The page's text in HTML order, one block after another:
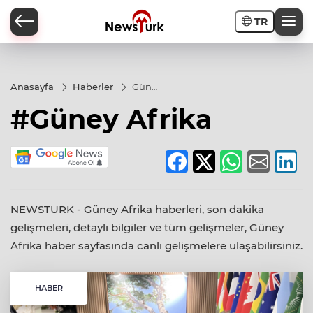
TR
Anasayfa Haberler
Güney
#Güney Afrika
NEWSTURK - Güney Afrika haberleri, son dakika
gelişmeleri, detaylı bilgiler ve tüm gelişmeler, Güney
Afrika haber sayfasında canlı gelişmelere ulaşabilirsiniz.
HABER